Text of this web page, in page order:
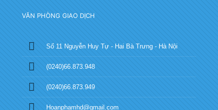
VĂN PHÒNG GIAO DỊCH
Số 11 Nguyễn Huy Tự - Hai Bà Trưng - Hà Nội
(0240)66.873.948
(0240)66.873.949
Hoanphamhd@gmail.com